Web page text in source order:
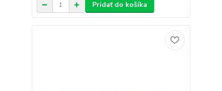
Pridať do košíka